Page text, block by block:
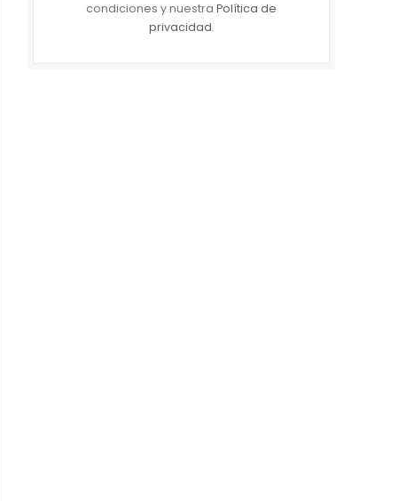
condiciones y nuestra Política de
privacidad.